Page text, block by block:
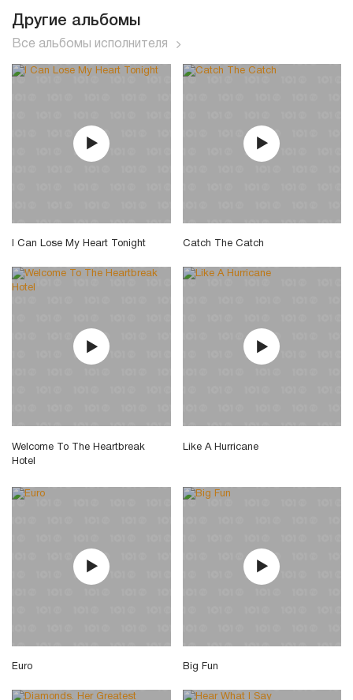
Другие альбомы
Все альбомы исполнителя
I Can Lose My Heart Tonight Catch The Catch
Welcome To The Heartbreak
Hotel
Like A Hurricane
Euro Big Fun